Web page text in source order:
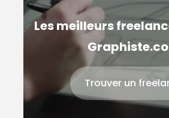
Les meilleurs
Trouver un